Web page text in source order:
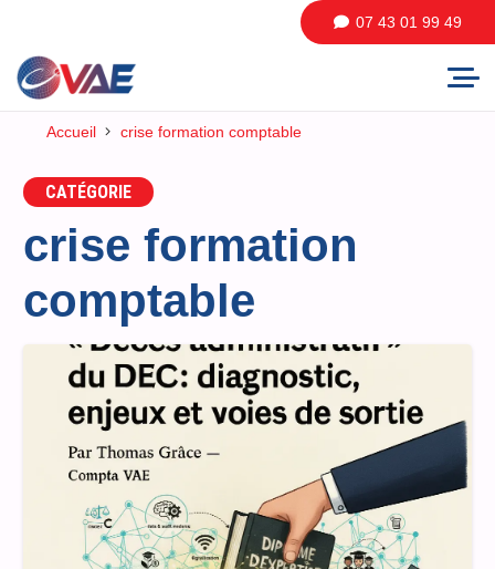
07 43 01 99 49
Accueil crise formation comptable
CATÉGORIE
crise formation
comptable